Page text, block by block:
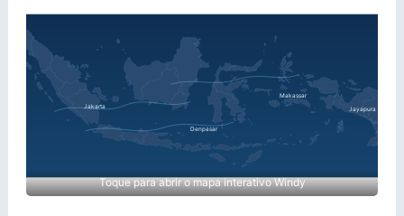
Toque para abrir o mapa interativo Windy